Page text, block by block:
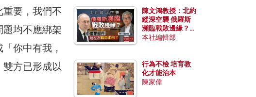
要，我們不
均不應綁架
你中有我，
方已形成以
陳文鴻教授：北約
縱深空襲 俄羅斯
瀕臨戰敗邊緣？中
國零部件能左右戰
本社編輯部
行為不檢 培育教
化才能治本
陳家偉